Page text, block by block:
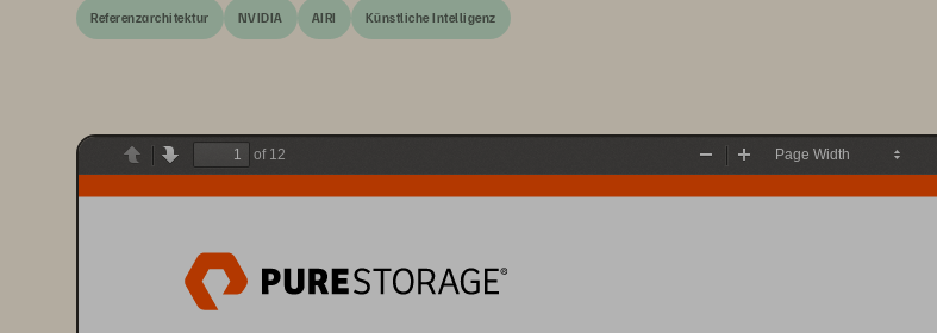
Referenzarchitektur NVIDIA AIRI Künstliche Intelligenz
PreviousNext
of 12
Zoom